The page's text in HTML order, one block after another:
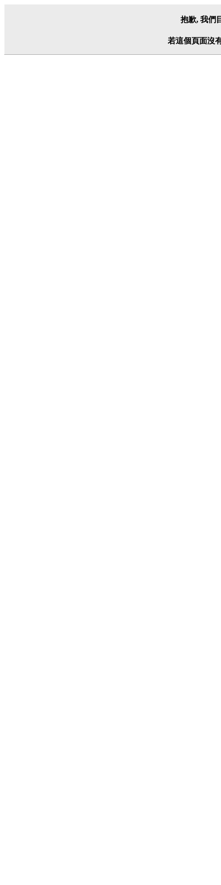
抱歉, 我們
若這個頁面沒